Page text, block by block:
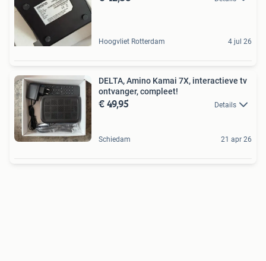
Hoogvliet Rotterdam 4 jul 26
DELTA, Amino Kamai 7X, interactieve tv
ontvanger, compleet!
€ 49,95 Details
Schiedam 21 apr 26